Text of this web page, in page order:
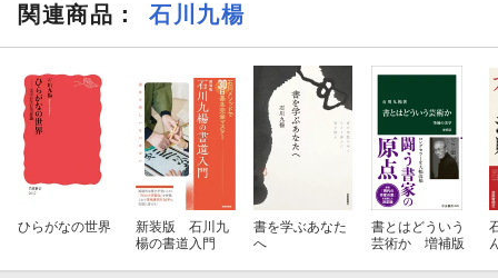
関連商品 ： 石川九楊
ひらがなの世界
新装版 石川九
楊の書道入門
書を学ぶあなた
へ
書とはどういう
芸術か 増補版